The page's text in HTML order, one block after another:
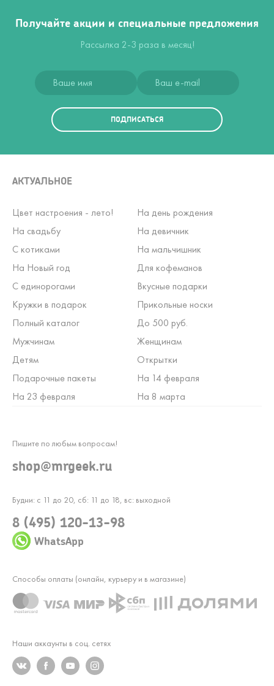
Получайте акции и специальные предложения
Рассылка 2-3 раза в месяц!
ПОДПИСАТЬСЯ
АКТУАЛЬНОЕ
Цвет настроения - лето!
На день рождения
На свадьбу
На девичник
С котиками
На мальчишник
На Новый год
Для кофеманов
С единорогами
Вкусные подарки
Кружки в подарок
Прикольные носки
Полный каталог
До 500 руб.
Мужчинам
Женщинам
Детям
Открытки
Подарочные пакеты
На 14 февраля
На 23 февраля
На 8 марта
Будни: с 11 до 20, сб: 11 до 18, вс: выходной
8 (495) 120-13-98
WhatsApp
Пишите по любым вопросам!
shop@mrgeek.ru
Наши аккаунты в соц. сетях
Способы оплаты (онлайн, курьеру и в магазине)